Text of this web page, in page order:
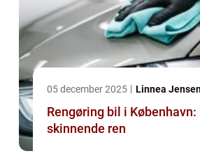
05 december 2025 Linnea
Rengøring bil i København:
skinnende ren